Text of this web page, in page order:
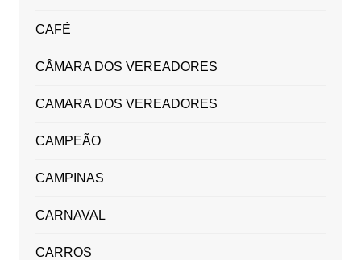
CAFÉ
CÂMARA DOS VEREADORES
CAMARA DOS VEREADORES
CAMPEÃO
CAMPINAS
CARNAVAL
CARROS